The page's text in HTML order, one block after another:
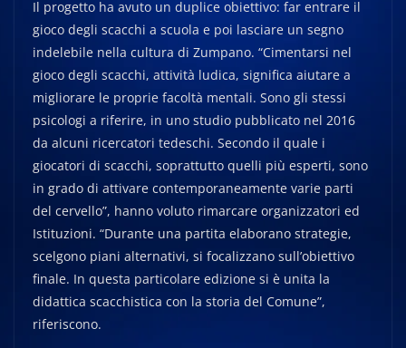
Il progetto ha avuto un duplice obiettivo: far entrare il
gioco degli scacchi a scuola e poi lasciare un segno
indelebile nella cultura di Zumpano. “Cimentarsi nel
gioco degli scacchi, attività ludica, significa aiutare a
migliorare le proprie facoltà mentali. Sono gli stessi
psicologi a riferire, in uno studio pubblicato nel 2016
da alcuni ricercatori tedeschi. Secondo il quale i
giocatori di scacchi, soprattutto quelli più esperti, sono
in grado di attivare contemporaneamente varie parti
del cervello”, hanno voluto rimarcare organizzatori ed
Istituzioni. “Durante una partita elaborano strategie,
scelgono piani alternativi, si focalizzano sull’obiettivo
finale. In questa particolare edizione si è unita la
didattica scacchistica con la storia del Comune”,
riferiscono.